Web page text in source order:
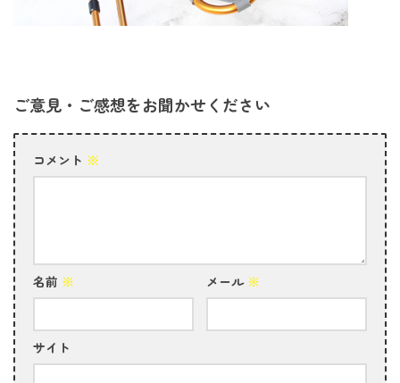
ご意見・ご感想をお聞かせください
コメント ※
名前 ※ メール ※
サイト